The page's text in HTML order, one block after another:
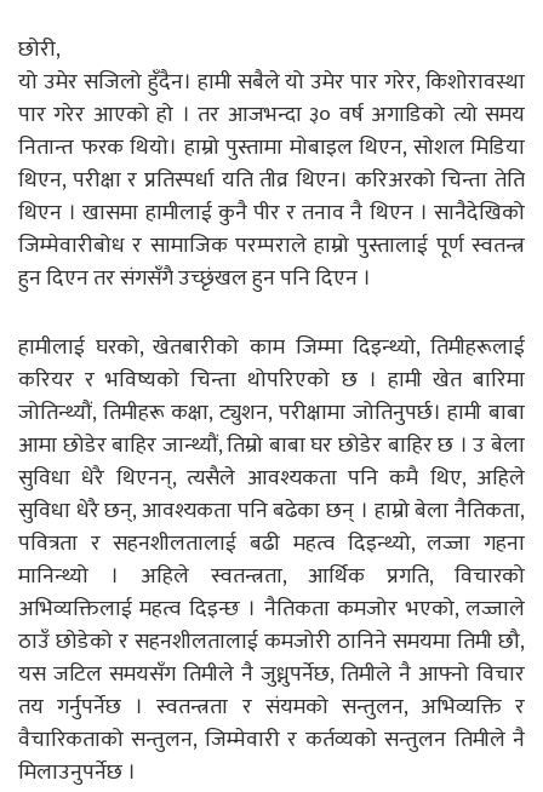
छोरी,
यो उमेर सजिलो हुँदैन। हामी सबैले यो उमेर पार गरेर, किशोरावस्था
पार गरेर आएको हो । तर आजभन्दा ३० वर्ष अगाडिको त्यो समय
नितान्त फरक थियो। हाम्रो पुस्तामा मोबाइल थिएन, सोशल मिडिया
थिएन, परीक्षा र प्रतिस्पर्धा यति तीव्र थिएन। करिअरको चिन्ता तेति
थिएन । खासमा हामीलाई कुनै पीर र तनाव नै थिएन । सानैदेखिको
जिम्मेवारीबोध र सामाजिक परम्पराले हाम्रो पुस्तालाई पूर्ण स्वतन्त्र
हुन दिएन तर संगसँगै उच्छृंखल हुन पनि दिएन ।
हामीलाई घरको, खेतबारीको काम जिम्मा दिइन्थ्यो, तिमीहरूलाई
करियर र भविष्यको चिन्ता थोपरिएको छ । हामी खेत बारिमा
जोतिन्थ्यौं, तिमीहरू कक्षा, ट्युशन, परीक्षामा जोतिनुपर्छ। हामी बाबा
आमा छोडेर बाहिर जान्थ्यौं, तिम्रो बाबा घर छोडेर बाहिर छ । उ बेला
सुविधा धेरै थिएनन्, त्यसैले आवश्यकता पनि कमै थिए, अहिले
सुविधा धेरै छन्, आवश्यकता पनि बढेका छन् । हाम्रो बेला नैतिकता,
पवित्रता र सहनशीलतालाई बढी महत्व दिइन्थ्यो, लज्जा गहना
मानिन्थ्यो । अहिले स्वतन्त्रता, आर्थिक प्रगति, विचारको
अभिव्यक्तिलाई महत्व दिइन्छ । नैतिकता कमजोर भएको, लज्जाले
ठाउँ छोडेको र सहनशीलतालाई कमजोरी ठानिने समयमा तिमी छौ,
यस जटिल समयसँग तिमीले नै जुध्नुपर्नेछ, तिमीले नै आफ्नो विचार
तय गर्नुपर्नेछ । स्वतन्त्रता र संयमको सन्तुलन, अभिव्यक्ति र
वैचारिकताको सन्तुलन, जिम्मेवारी र कर्तव्यको सन्तुलन तिमीले नै
मिलाउनुपर्नेछ ।